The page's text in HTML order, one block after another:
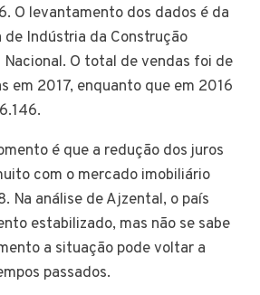
O levantamento dos dados é da
de Indústria da Construção
Nacional. O total de vendas foi de
em 2017, enquanto que em 2016
é que a redução dos juros
com o mercado imobiliário
Na análise de Ajzental, o país
estabilizado, mas não se sabe
a situação pode voltar a
passados.